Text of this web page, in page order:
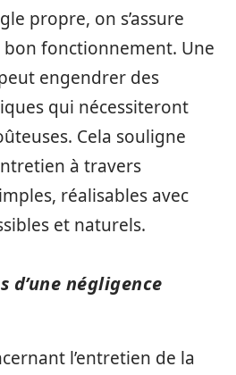
propre, on s’assure
fonctionnement. Une
engendrer des
qui nécessiteront
Cela souligne
à travers
réalisables avec
et naturels.
d’une négligence
l’entretien de la